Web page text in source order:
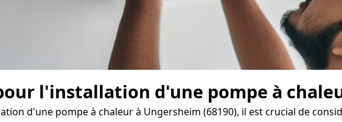
l'installation d'une pompe à
d'une pompe à chaleur à Ungersheim (68190), il est crucial de